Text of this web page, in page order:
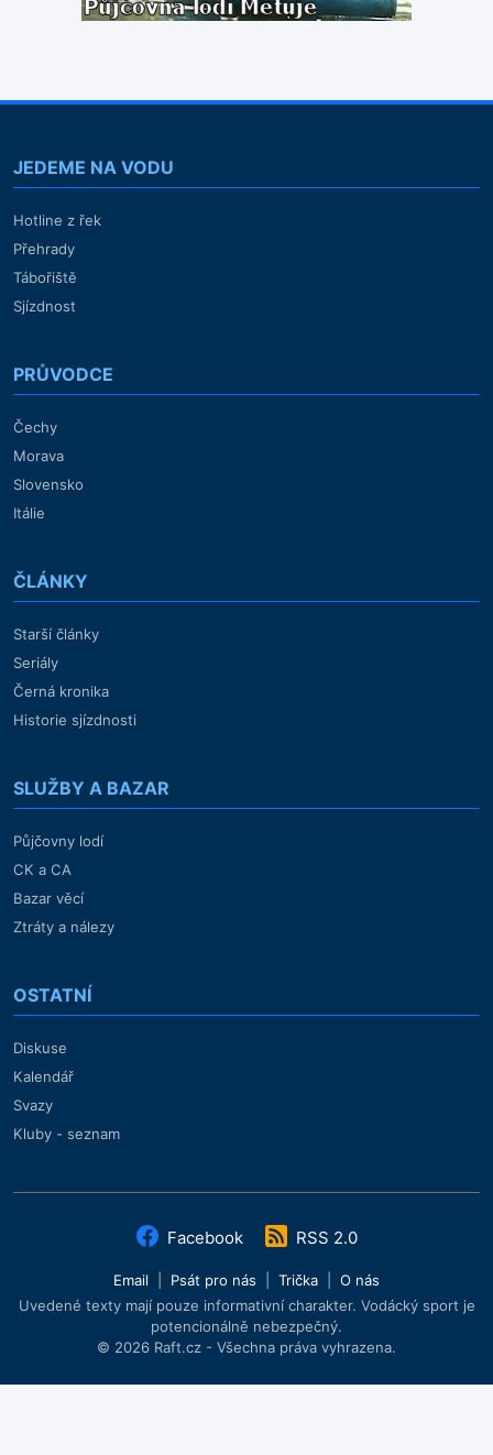
JEDEME NA VODU
Hotline z řek
Přehrady
Tábořiště
Sjízdnost
PRŮVODCE
Čechy
Morava
Slovensko
Itálie
ČLÁNKY
Starší články
Seriály
Černá kronika
Historie sjízdnosti
SLUŽBY A BAZAR
Půjčovny lodí
CK a CA
Bazar věcí
Ztráty a nálezy
OSTATNÍ
Diskuse
Kalendář
Svazy
Kluby - seznam
Facebook RSS 2.0
Email Psát pro nás Trička
O nás
Uvedené texty mají pouze informativní charakter. Vodácký sport je
potencionálně nebezpečný.
© 2026 Raft.cz - Všechna práva vyhrazena.